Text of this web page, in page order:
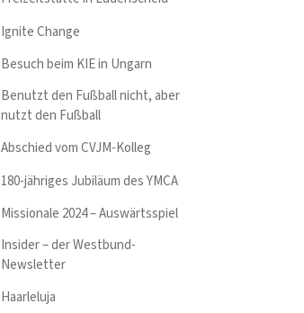
Ignite Change
Besuch beim KIE in Ungarn
Benutzt den Fußball nicht, aber
nutzt den Fußball
Abschied vom CVJM-Kolleg
180-jähriges Jubiläum des YMCA
Missionale 2024 – Auswärtsspiel
Insider – der Westbund-
Newsletter
Haarleluja